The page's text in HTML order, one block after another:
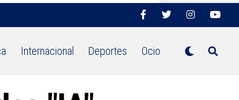
Internacional Deportes Ocio